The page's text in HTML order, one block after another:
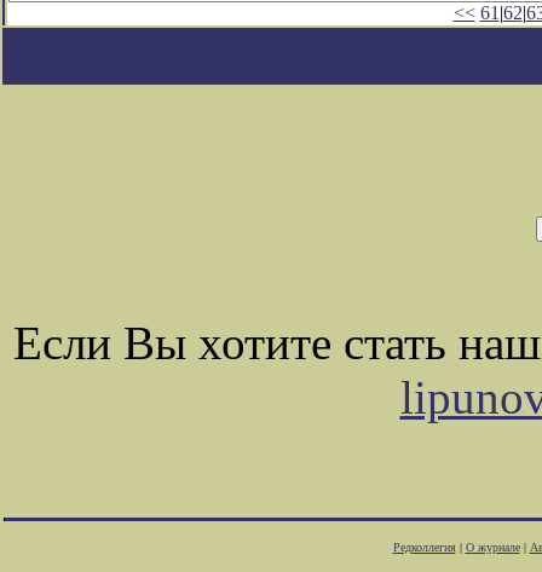
<< 61 |62|
Если Вы хотите стать
Редколлегия| О журнале|